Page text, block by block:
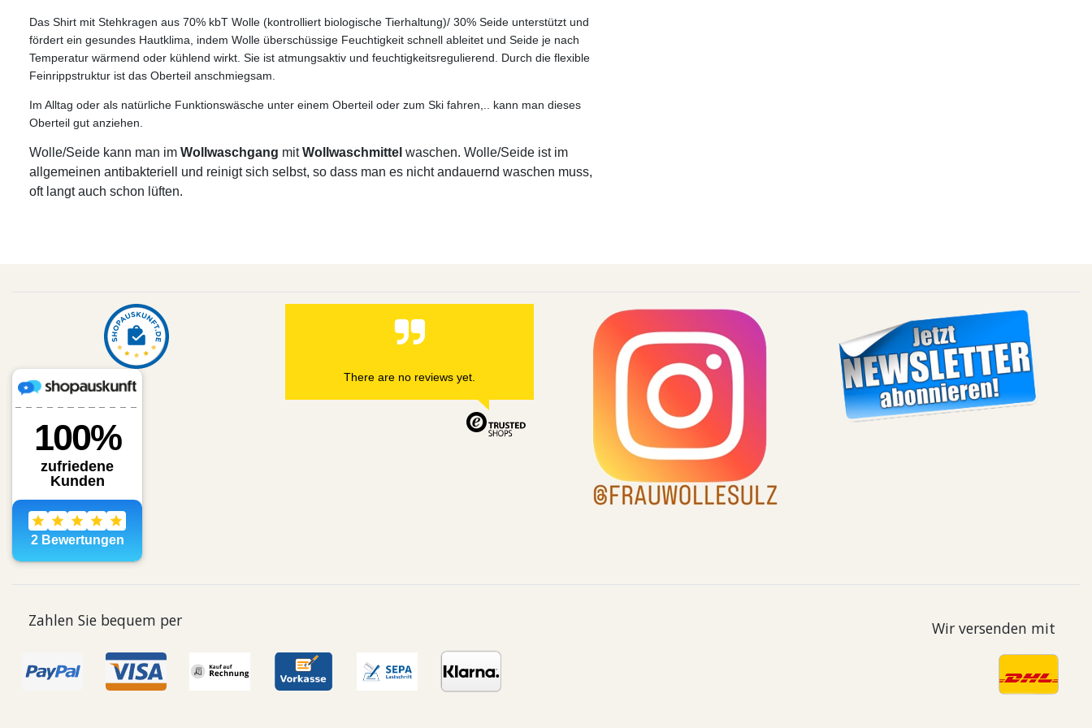
Das Shirt mit Stehkragen aus 70% kbT Wolle (kontrolliert biologische Tierhaltung)/ 30% Seide unterstützt und
fördert ein gesundes Hautklima, indem Wolle überschüssige Feuchtigkeit schnell ableitet und Seide je nach
Temperatur wärmend oder kühlend wirkt. Sie ist atmungsaktiv und feuchtigkeitsregulierend. Durch die flexible
Feinrippstruktur ist das Oberteil anschmiegsam.
Im Alltag oder als natürliche Funktionswäsche unter einem Oberteil oder zum Ski fahren,.. kann man dieses
Oberteil gut anziehen.
Wolle/Seide kann man im Wollwaschgang mitWollwaschmittel waschen. Wolle/Seide ist im
allgemeinen antibakteriell und reinigt sich selbst, so dass man es nicht andauernd waschen muss,
oft langt auch schon lüften.
There are no reviews yet.
Zahlen Sie bequem per Wir versenden mit